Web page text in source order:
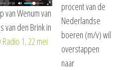
van Wenum van
van den Brink in
Radio 1, 22 mei
procent van de
Nederlandse
boeren (m/v) wil
overstappen
naar